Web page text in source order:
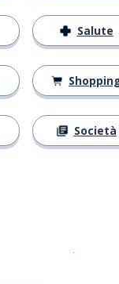
Salute
Società